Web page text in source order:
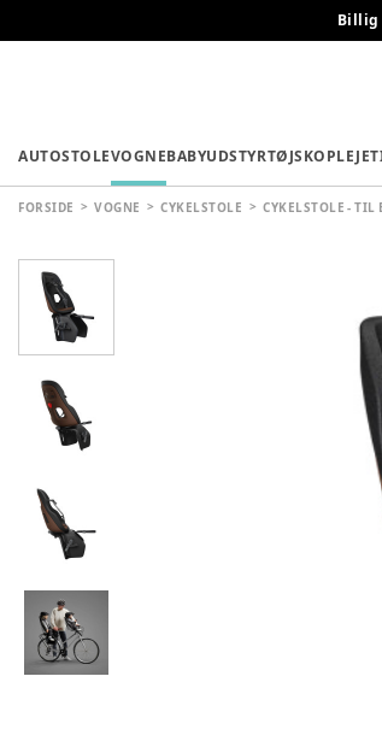
Billig
AUTOSTOLEVOGNEBABYUDSTYRTØJSKO
FORSIDE VOGNE CYKELSTOLE CYKELSTOLE -